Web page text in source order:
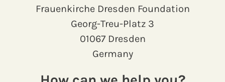
Frauenkirche Dresden Foundation
Georg-Treu-Platz 3
01067 Dresden
Germany